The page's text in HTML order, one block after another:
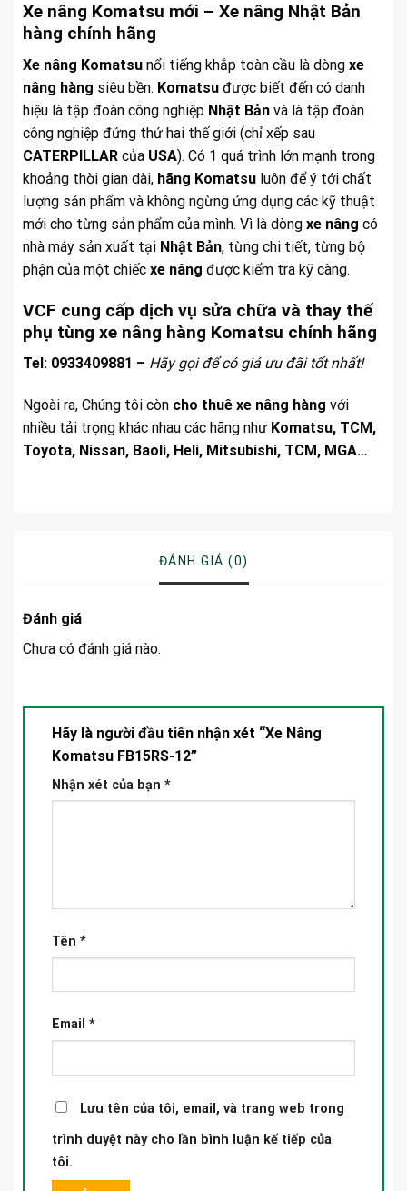
Xe nâng Komatsu mới – Xe nâng Nhật Bản
hàng chính hãng
Xe nâng Komatsunổi tiếng khắp toàn cầu là dòng xe
nâng hàng siêu bền. Komatsuđược biết đến có danh
hiệu là tập đoàn công nghiệp Nhật Bảnvà là tập đoàn
công nghiệp đứng thứ hai thế giới (chỉ xếp sau
CATERPILLARcủa USA). Có 1 quá trình lớn mạnh trong
khoảng thời gian dài, hãng Komatsuluôn để ý tới chất
lượng sản phẩm và không ngừng ứng dụng các kỹ thuật
mới cho từng sản phẩm của mình. Vì là dòngxe nâng có
nhà máy sản xuất tại Nhật Bản, từng chi tiết, từng bộ
phận của một chiếc xe nâng được kiểm tra kỹ càng.
VCF cung cấp dịch vụ sửa chữa và thay thế
phụ tùng xe nâng hàng Komatsu chính hãng
Tel: 0933409881 – Hãy gọi để có giá ưu đãi tốt nhất!
Ngoài ra, Chúng tôi còn cho thuê xe nâng hàng với
nhiều tải trọng khác nhau các hãng như Komatsu, TCM,
Toyota, Nissan, Baoli, Heli, Mitsubishi, TCM, MGA…
ĐÁNH GIÁ (0)
Đánh giá
Chưa có đánh giá nào.
Hãy là người đầu tiên nhận xét “Xe Nâng
Komatsu FB15RS-12”
Nhận xét của bạn *
Tên *
Email *
Lưu tên của tôi, email, và trang web trong
trình duyệt này cho lần bình luận kế tiếp của
tôi.